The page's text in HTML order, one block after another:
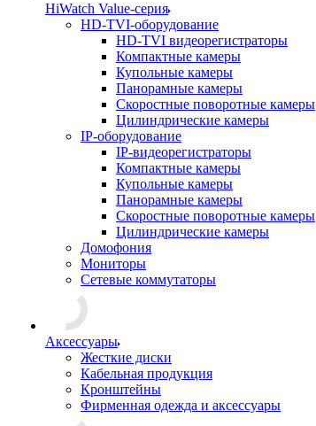
HiWatch Value-серия
HD-TVI-оборудование
HD-TVI видеорегистраторы
Компактные камеры
Купольные камеры
Панорамные камеры
Скоростные поворотные камеры
Цилиндрические камеры
IP-оборудование
IP-видеорегистраторы
Компактные камеры
Купольные камеры
Панорамные камеры
Скоростные поворотные камеры
Цилиндрические камеры
Домофония
Мониторы
Сетевые коммутаторы
Аксессуары
Жесткие диски
Кабельная продукция
Кронштейны
Фирменная одежда и аксессуары